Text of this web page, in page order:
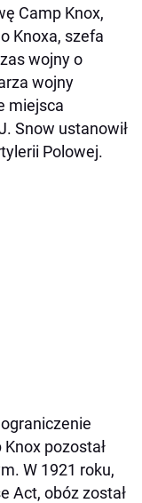
Camp Knox,
Knoxa, szefa
wojny o
wojny
miejsca
Snow ustanowił
Polowej.
pozostał
W 1921 roku,
Act, obóz został